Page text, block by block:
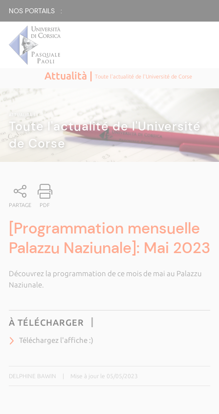
NOS PORTAILS :
Attualità |Toute l'actualité de l'Université de Corse
ATTUALITÀ|
Toute l'actualité de l'Université
de Corse
PARTAGE PDF
[Programmation mensuelle
Palazzu Naziunale]: Mai 2023
Découvrez la programmation de ce mois de mai au Palazzu
Naziunale.
À TÉLÉCHARGER
Téléchargez l'affiche :)
DELPHINE BAWIN Mise à jour le 05/05/2023